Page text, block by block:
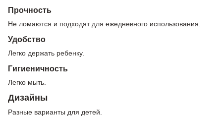
Прочность
Не ломаются и подходят для ежедневного использования.
Удобство
Легко держать ребенку.
Гигиеничность
Легко мыть.
Дизайны
Разные варианты для детей.